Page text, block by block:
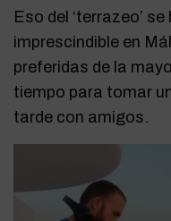
Eso del ‘terrazeo’
imprescindible en
preferidas de la
tiempo para tomar
tarde con amigos.